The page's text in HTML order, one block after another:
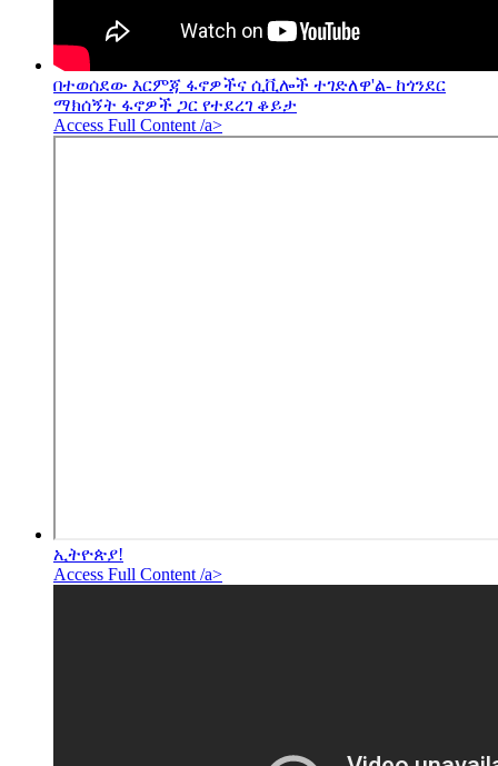
በተወሰደው እርምጃ ፋኖዎችና ሲቪሎች ተገድለዋ'ል- ከጎንደር
ማክሰኝት ፋኖዎች ጋር የተደረገ ቆይታ
Access Full Content /a>
ኢትዮጵያ!
Access Full Content /a>